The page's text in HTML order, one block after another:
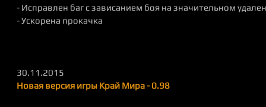
- Исправлен баг с зависанием боя на значительном
- Ускорена прокачка
30.11.2015
Новая версия игры Край Мира - 0.98